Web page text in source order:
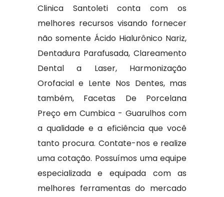
Clinica Santoleti conta com os
melhores recursos visando fornecer
não somente Ácido Hialurônico Nariz,
Dentadura Parafusada, Clareamento
Dental a Laser, Harmonização
Orofacial e Lente Nos Dentes, mas
também, Facetas De Porcelana
Preço em Cumbica - Guarulhos com
a qualidade e a eficiência que você
tanto procura. Contate-nos e realize
uma cotação. Possuímos uma equipe
especializada e equipada com as
melhores ferramentas do mercado